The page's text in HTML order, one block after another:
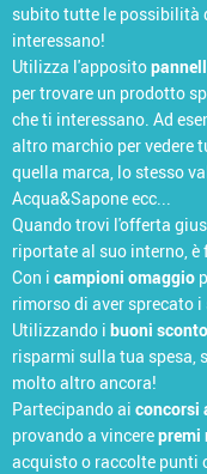
subito tutte le possibilità
interessano!
Utilizza l'apposito
per trovare un prodotto
che ti interessano. Ad
altro marchio per vedere
quella marca, lo stesso
Acqua&Sapone ecc...
Quando trovi l'offerta
riportate al suo interno, è
Con i campioni omaggio
rimorso di aver sprecato i
Utilizzando i buoni sconto
risparmi sulla tua spesa,
molto altro ancora!
Partecipando ai concorsi
provando a vincerepremi
acquisto o raccolte punti